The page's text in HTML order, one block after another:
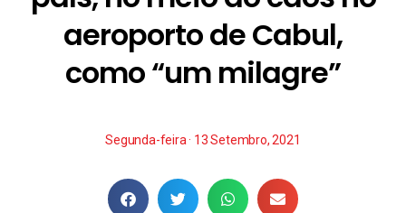
aeroporto de Cabul,
como “um milagre”
Segunda-feira · 13 Setembro, 2021